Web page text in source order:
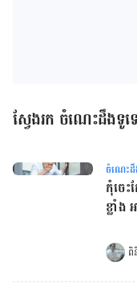
ស្វែងរក ចំណេះដឹងទូ
ចំណេះ
កុំចេះ
ខ្លាំង